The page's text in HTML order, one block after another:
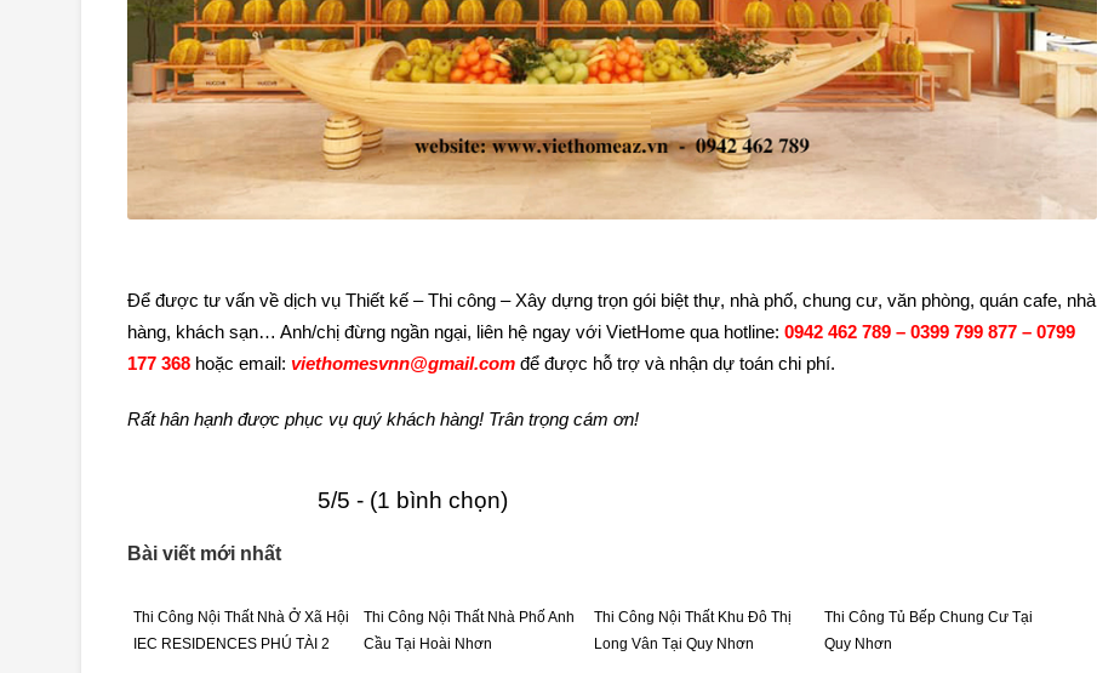
Để được tư vấn về dịch vụ Thiết kế – Thi công – Xây dựng trọn gói biệt thự, nhà phố, chung cư, văn phòng, quán cafe, nhà
hàng, khách sạn… Anh/chị đừng ngần ngại, liên hệ ngay với VietHome qua hotline: 0942 462 789 – 0399 799 877 – 0799
177 368hoặc email: viethomesvnn@gmail.comđể được hỗ trợ và nhận dự toán chi phí.
Rất hân hạnh được phục vụ quý khách hàng! Trân trọng cám ơn!
5/5 - (1 bình chọn)
Bài viết mới nhất
Thi Công Nội Thất Nhà Ở Xã Hội
IEC RESIDENCES PHÚ TÀI 2
Thi Công Nội Thất Nhà Phố Anh
Cầu Tại Hoài Nhơn
Thi Công Nội Thất Khu Đô Thị
Long Vân Tại Quy Nhơn
Thi Công Tủ Bếp Chung Cư Tại
Quy Nhơn